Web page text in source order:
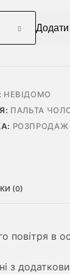
НЕВІДОМО
ПАЛЬТА
РОЗПРОДАЖ
(0)
повітря в
з